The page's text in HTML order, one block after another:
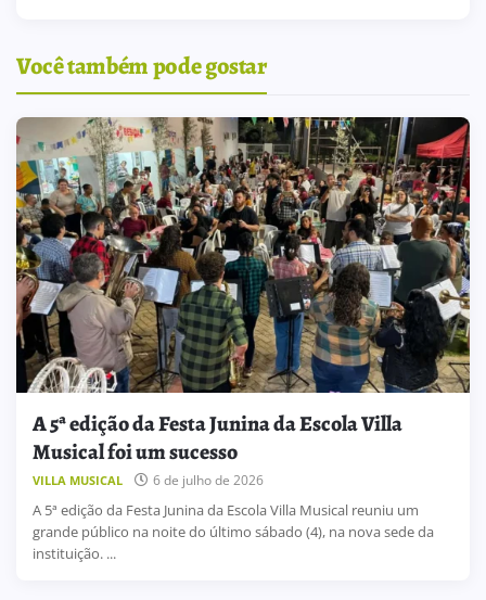
Você também pode gostar
A 5ª edição da Festa Junina da Escola Villa
Musical foi um sucesso
VILLA MUSICAL 6 de julho de 2026
A 5ª edição da Festa Junina da Escola Villa Musical reuniu um
grande público na noite do último sábado (4), na nova sede da
instituição. ...